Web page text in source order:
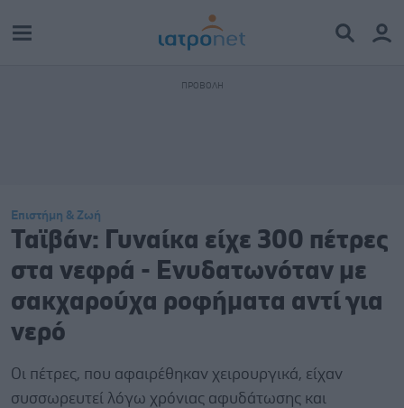
Επιστήμη & Ζωή
Ταϊβάν: Γυναίκα είχε 300 πέτρες
στα νεφρά - Ενυδατωνόταν με
σακχαρούχα ροφήματα αντί για
νερό
Οι πέτρες, που αφαιρέθηκαν χειρουργικά, είχαν
συσσωρευτεί λόγω χρόνιας αφυδάτωσης και